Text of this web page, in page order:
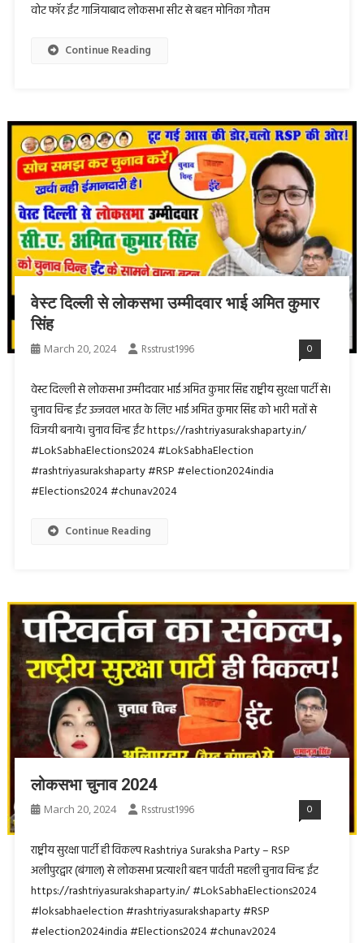
वोट फॉर ईंट गाजियाबाद लोकसभा सीट से बहन मोनिका गौतम
Continue Reading
वेस्ट दिल्ली से लोकसभा उम्मीदवार भाई अमित कुमार
सिंह
March 20, 2024 Rsstrust1996 0
वेस्ट दिल्ली से लोकसभा उम्मीदवार भाई अमित कुमार सिंह राष्ट्रीय सुरक्षा पार्टी से।
चुनाव चिन्ह ईंट उज्जवल भारत के लिए भाई अमित कुमार सिंह को भारी मतों से
विजयी बनाये। चुनाव चिन्ह ईंट https://rashtriyasurakshaparty.in/
#LokSabhaElections2024 #LokSabhaElection
#rashtriyasurakshaparty #RSP #election2024india
#Elections2024 #chunav2024
Continue Reading
लोकसभा चुनाव 2024
March 20, 2024 Rsstrust1996 0
राष्ट्रीय सुरक्षा पार्टी ही विकल्प Rashtriya Suraksha Party – RSP
अलीपुरद्वार (बंगाल) से लोकसभा प्रत्याशी बहन पार्वती महली चुनाव चिन्ह ईंट
https://rashtriyasurakshaparty.in/ #LokSabhaElections2024
#loksabhaelection #rashtriyasurakshaparty #RSP
#election2024india #Elections2024 #chunav2024